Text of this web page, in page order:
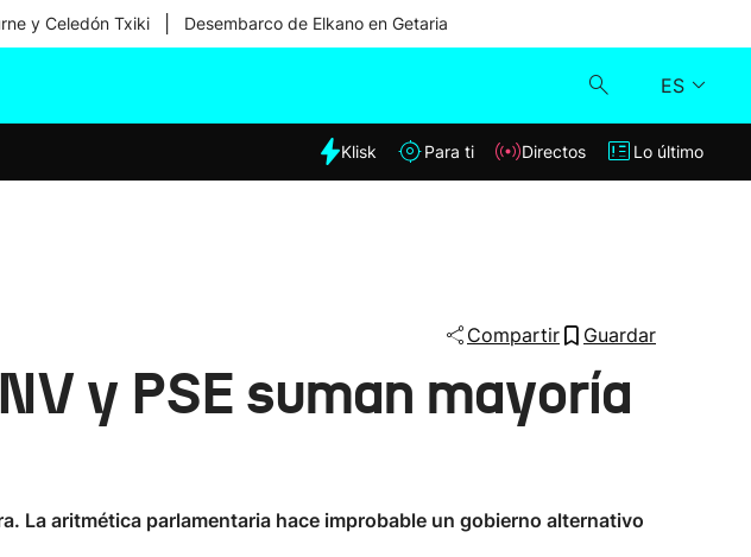
y Celedón Txiki Desembarco de Elkano en Getaria
ES
Klisk
Lo último
Klisk Para ti Directos Lo último
Compartir Guardar
y PSE suman mayoría
La aritmética parlamentaria hace improbable un gobierno alternativo